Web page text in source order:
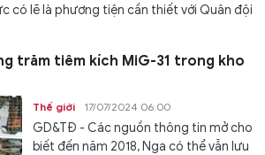
có lẽ là phương tiện cần thiết với Quân đội
trăm tiêm kích MiG-31 trong kho
Thế giới 17/07/2024 06:00
GD&TĐ - Các nguồn thông tin mở cho
biết đến năm 2018, Nga có thể vẫn lưu